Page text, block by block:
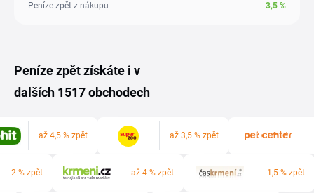
Peníze zpět z nákupu 3,5 %
Peníze zpět získáte i v
dalších 1517 obchodech
až 4,5 % zpět až 3,5 % zpět
2 % zpět až 4 % zpět 1,5 % zpět